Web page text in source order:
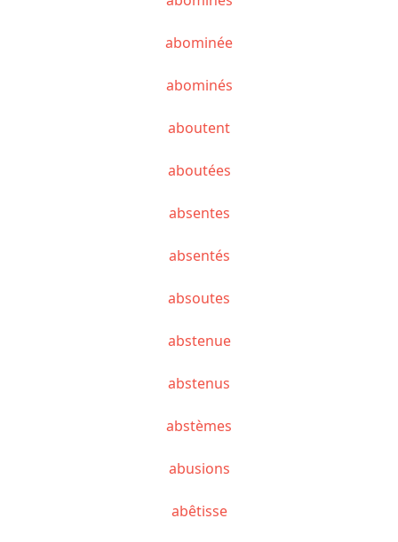
abominée
abominés
aboutent
aboutées
absentes
absentés
absoutes
abstenue
abstenus
abstèmes
abusions
abêtisse